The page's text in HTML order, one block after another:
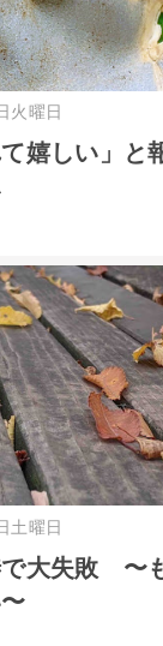
火曜日
て嬉しい」と
土曜日
で大失敗 〜